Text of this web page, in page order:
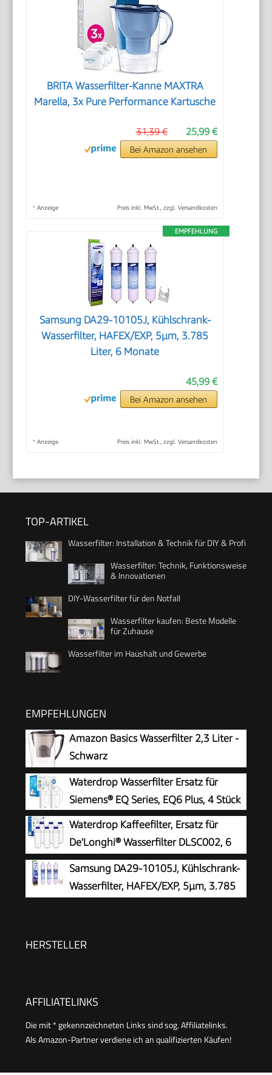
BRITA Wasserfilter-Kanne MAXTRA
Marella, 3x Pure Performance Kartusche
25,99 €
31,39 €
Bei Amazon ansehen
* Anzeige Preis inkl. MwSt., zzgl. Versandkosten
EMPFEHLUNG
Samsung DA29-10105J, Kühlschrank-
Wasserfilter, HAFEX/EXP, 5µm, 3.785
Liter, 6 Monate
45,99 €
Bei Amazon ansehen
* Anzeige Preis inkl. MwSt., zzgl. Versandkosten
TOP-ARTIKEL
Wasserfilter: Installation & Technik für DIY & Profi
Wasserfilter: Technik, Funktionsweise
& Innovationen
DIY-Wasserfilter für den Notfall
Wasserfilter kaufen: Beste Modelle
für Zuhause
Wasserfilter im Haushalt und Gewerbe
EMPFEHLUNGEN
Amazon Basics Wasserfilter 2,3 Liter -
Schwarz
Waterdrop Wasserfilter Ersatz für
Siemens® EQ Series, EQ6 Plus, 4 Stück
Waterdrop Kaffeefilter, Ersatz für
De'Longhi® Wasserfilter DLSC002, 6
Pack
Samsung DA29-10105J, Kühlschrank-
Wasserfilter, HAFEX/EXP, 5µm, 3.785
HERSTELLER
AFFILIATELINKS
Die mit * gekennzeichneten Links sind sog. Affiliatelinks.
Als Amazon-Partner verdiene ich an qualifizierten Käufen!